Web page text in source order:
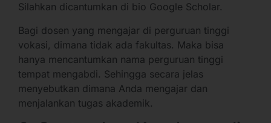
Silahkan dicantumkan di bio Google Scholar.
Bagi dosen yang mengajar di perguruan tinggi
vokasi, dimana tidak ada fakultas. Maka bisa
hanya mencantumkan nama perguruan tinggi
tempat mengabdi. Sehingga secara jelas
menyebutkan dimana Anda mengajar dan
menjalankan tugas akademik.